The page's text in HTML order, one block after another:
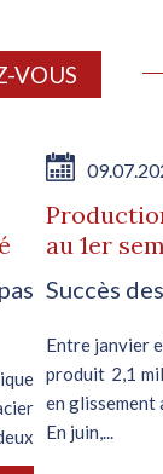
VOUS
au 1er
Succès
Entre janvier
produit 2,1
en glissement
En juin,...